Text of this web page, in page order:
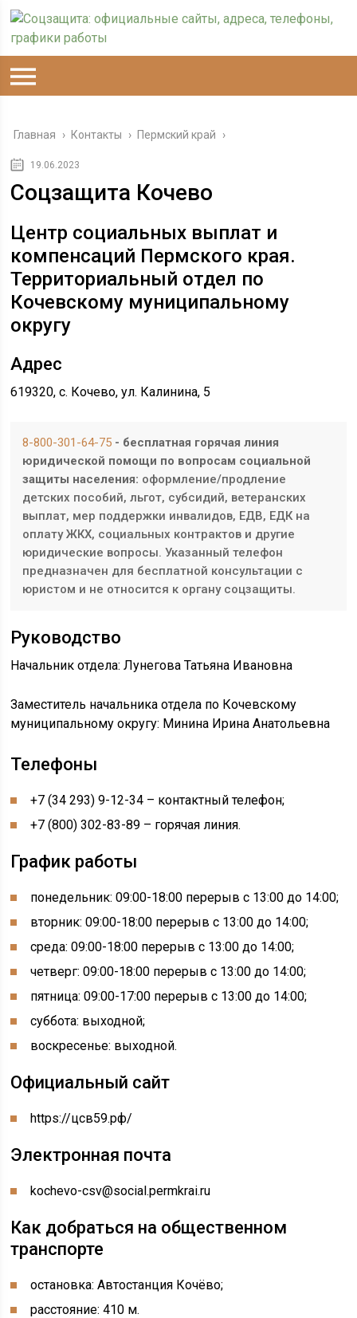
Главная › Контакты › Пермский край ›
19.06.2023
Соцзащита Кочево
Центр социальных выплат и
компенсаций Пермского края.
Территориальный отдел по
Кочевскому муниципальному
округу
Адрес
619320, с. Кочево, ул. Калинина, 5
8-800-301-64-75 - бесплатная горячая линия
юридической помощи по вопросам социальной
защиты населения: оформление/продление
детских пособий, льгот, субсидий, ветеранских
выплат, мер поддержки инвалидов, ЕДВ, ЕДК на
оплату ЖКХ, социальных контрактов и другие
юридические вопросы. Указанный телефон
предназначен для бесплатной консультации с
юристом и не относится к органу соцзащиты.
Руководство
Начальник отдела: Лунегова Татьяна Ивановна
Заместитель начальника отдела по Кочевскому
муниципальному округу: Минина Ирина Анатольевна
Телефоны
+7 (34 293) 9-12-34 – контактный телефон;
+7 (800) 302-83-89 – горячая линия.
График работы
понедельник: 09:00-18:00 перерыв с 13:00 до 14:00;
вторник: 09:00-18:00 перерыв с 13:00 до 14:00;
среда: 09:00-18:00 перерыв с 13:00 до 14:00;
четверг: 09:00-18:00 перерыв с 13:00 до 14:00;
пятница: 09:00-17:00 перерыв с 13:00 до 14:00;
суббота: выходной;
воскресенье: выходной.
Официальный сайт
https://цсв59.рф/
Электронная почта
kochevo-csv@social.permkrai.ru
Как добраться на общественном
транспорте
остановка: Автостанция Кочёво;
расстояние: 410 м.